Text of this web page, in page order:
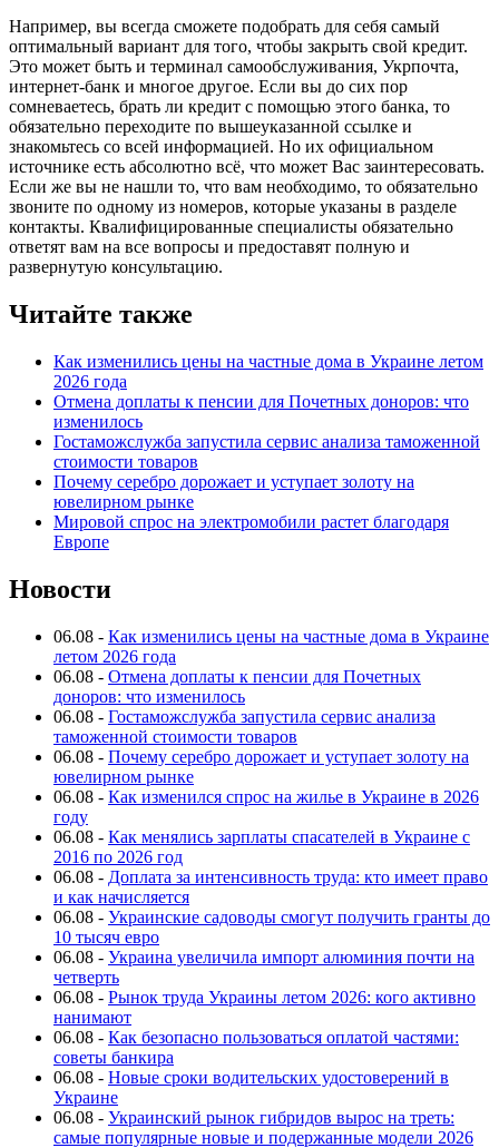
Например, вы всегда сможете подобрать для себя самый
оптимальный вариант для того, чтобы закрыть свой кредит.
Это может быть и терминал самообслуживания, Укрпочта,
интернет-банк и многое другое. Если вы до сих пор
сомневаетесь, брать ли кредит с помощью этого банка, то
обязательно переходите по вышеуказанной ссылке и
знакомьтесь со всей информацией. Но их официальном
источнике есть абсолютно всё, что может Вас заинтересовать.
Если же вы не нашли то, что вам необходимо, то обязательно
звоните по одному из номеров, которые указаны в разделе
контакты. Квалифицированные специалисты обязательно
ответят вам на все вопросы и предоставят полную и
развернутую консультацию.
Читайте также
Как изменились цены на частные дома в Украине летом
2026 года
Отмена доплаты к пенсии для Почетных доноров: что
изменилось
Гостаможслужба запустила сервис анализа таможенной
стоимости товаров
Почему серебро дорожает и уступает золоту на
ювелирном рынке
Мировой спрос на электромобили растет благодаря
Европе
Новости
06.08 - Как изменились цены на частные дома в Украине
летом 2026 года
06.08 - Отмена доплаты к пенсии для Почетных
доноров: что изменилось
06.08 - Гостаможслужба запустила сервис анализа
таможенной стоимости товаров
06.08 - Почему серебро дорожает и уступает золоту на
ювелирном рынке
06.08 - Как изменился спрос на жилье в Украине в 2026
году
06.08 - Как менялись зарплаты спасателей в Украине с
2016 по 2026 год
06.08 - Доплата за интенсивность труда: кто имеет право
и как начисляется
06.08 - Украинские садоводы смогут получить гранты до
10 тысяч евро
06.08 - Украина увеличила импорт алюминия почти на
четверть
06.08 - Рынок труда Украины летом 2026: кого активно
нанимают
06.08 - Как безопасно пользоваться оплатой частями:
советы банкира
06.08 - Новые сроки водительских удостоверений в
Украине
06.08 - Украинский рынок гибридов вырос на треть:
самые популярные новые и подержанные модели 2026